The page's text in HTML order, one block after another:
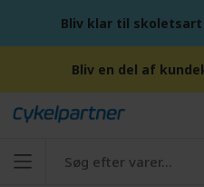
Bliv klar til skoletsart
Bliv en del af